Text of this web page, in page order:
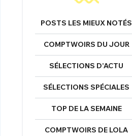
POSTS LES MIEUX NOTÉS
COMPTWOIRS DU JOUR
SÉLECTIONS D’ACTU
SÉLECTIONS SPÉCIALES
TOP DE LA SEMAINE
COMPTWOIRS DE LOLA
Mot de passe perdu ?
CONNEXION
Un Thread
C'EST PARTI